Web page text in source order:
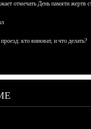
отмечать День памяти жертв
кто виноват, и что делать?